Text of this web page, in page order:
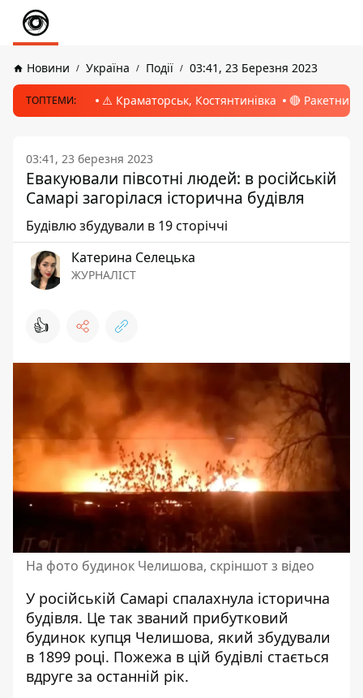
Новини Україна Події 03:41, 23 Березня 2023
ТОПТЕМИ: ⚠️ Краматорськ, Костянтинівка 🔴 Ракетний
03:41, 23 березня 2023
Евакуювали півсотні людей: в російській
Самарі загорілася історична будівля
Будівлю збудували в 19 сторіччі
Катерина Селецька
ЖУРНАЛІСТ
👍
На фото будинок Челишова, скріншот з відео
У російській Самарі спалахнула історична
будівля. Це так званий прибутковий
будинок купця Челишова, який збудували
в 1899 році. Пожежа в цій будівлі стається
вдруге за останній рік.